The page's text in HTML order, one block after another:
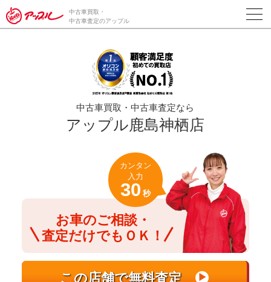
/*ABテスト_新規査定フォームの為のCVボタン*/
中古車買取・
中古車査定のアップル
中古車買取・中古車査定なら
アップル鹿島神栖店
お車のご相談・
査定だけでもＯＫ！
カンタン
入力
30 秒